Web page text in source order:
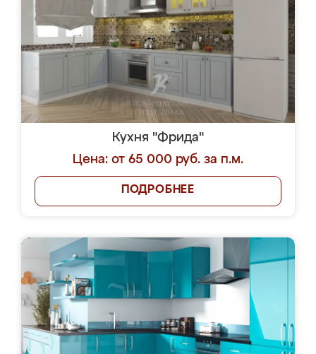
Кухня "Фрида"
Цена: от 65 000 руб. за п.м.
ПОДРОБНЕЕ